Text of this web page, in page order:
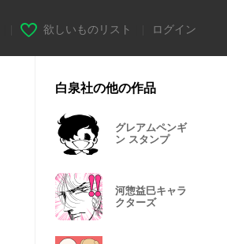
欲しいものリスト ログイン
白泉社の他の作品
グレアムペンギ
ン スタンプ
河惣益巳キャラ
クターズ